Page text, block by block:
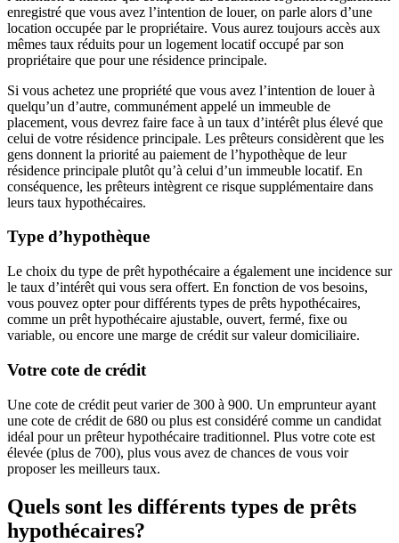
enregistré que vous avez l’intention de louer, on parle alors d’une
location occupée par le propriétaire. Vous aurez toujours accès aux
mêmes taux réduits pour un logement locatif occupé par son
propriétaire que pour une résidence principale.
Si vous achetez une propriété que vous avez l’intention de louer à
quelqu’un d’autre, communément appelé un immeuble de
placement, vous devrez faire face à un taux d’intérêt plus élevé que
celui de votre résidence principale. Les prêteurs considèrent que les
gens donnent la priorité au paiement de l’hypothèque de leur
résidence principale plutôt qu’à celui d’un immeuble locatif. En
conséquence, les prêteurs intègrent ce risque supplémentaire dans
leurs taux hypothécaires.
Type d’hypothèque
Le choix du type de prêt hypothécaire a également une incidence sur
le taux d’intérêt qui vous sera offert. En fonction de vos besoins,
vous pouvez opter pour différents types de prêts hypothécaires,
comme un prêt hypothécaire ajustable, ouvert, fermé, fixe ou
variable, ou encore une marge de crédit sur valeur domiciliaire.
Votre cote de crédit
Une cote de crédit peut varier de 300 à 900. Un emprunteur ayant
une cote de crédit de 680 ou plus est considéré comme un candidat
idéal pour un prêteur hypothécaire traditionnel. Plus votre cote est
élevée (plus de 700), plus vous avez de chances de vous voir
proposer les meilleurs taux.
Quels sont les différents types de prêts
hypothécaires?